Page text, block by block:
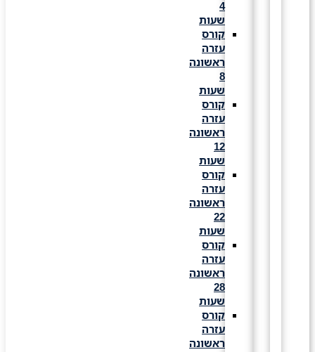
שעות
קורס
עזרה
ראשונה
שעות
קורס
עזרה
ראשונה
שעות
קורס
עזרה
ראשונה
שעות
קורס
עזרה
ראשונה
שעות
קורס
עזרה
ראשונה